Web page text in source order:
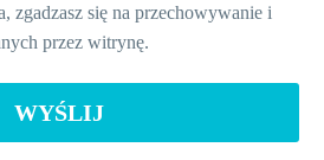
zgadzasz się na przechowywanie i
przez witrynę.